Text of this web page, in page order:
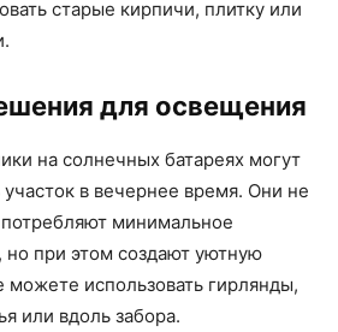
старые кирпичи, плитку или
для освещения
на солнечных батареях могут
в вечернее время. Они не
минимальное
но при этом создают уютную
использовать гирлянды,
или вдоль забора.